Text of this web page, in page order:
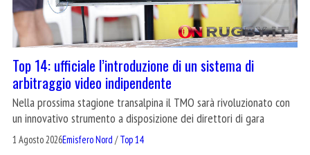
Top 14: ufficiale l’introduzione di un sistema di
arbitraggio video indipendente
Nella prossima stagione transalpina il TMO sarà rivoluzionato con
un innovativo strumento a disposizione dei direttori di gara
1 Agosto 2026Emisfero Nord /Top 14